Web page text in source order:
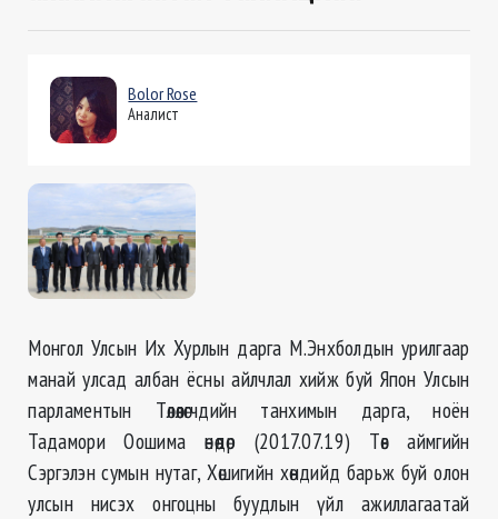
Bolor Rose
Аналист
Монгол Улсын Их Хурлын дарга М.Энхболдын урилгаар
манай улсад албан ёсны айлчлал хийж буй Япон Улсын
парламентын Төлөөлөгчдийн танхимын дарга, ноён
Тадамори Оошима өнөөдөр (2017.07.19) Төв аймгийн
Сэргэлэн сумын нутаг, Хөшигийн хөндийд барьж буй олон
улсын нисэх онгоцны буудлын үйл ажиллагаатай